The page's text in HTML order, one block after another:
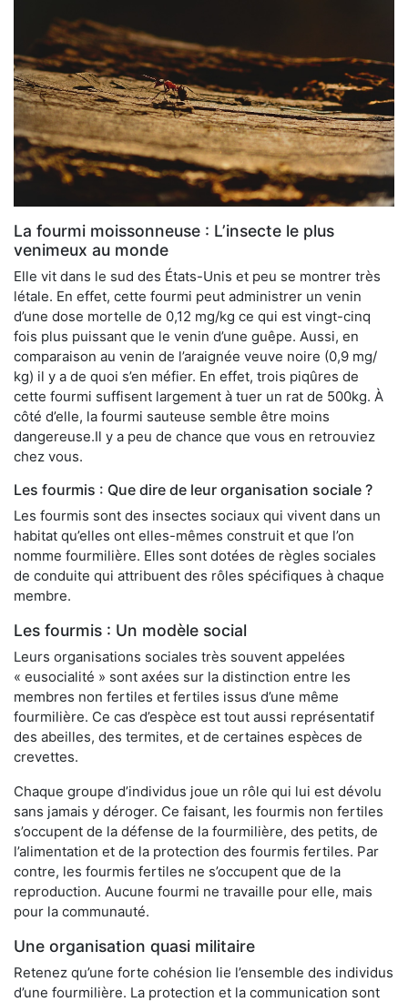
La fourmi moissonneuse : L’insecte le plus
venimeux au monde
Elle vit dans le sud des États-Unis et peu se montrer très
létale. En effet, cette fourmi peut administrer un venin
d’une dose mortelle de 0,12 mg/kg ce qui est vingt-cinq
fois plus puissant que le venin d’une guêpe. Aussi, en
comparaison au venin de l’araignée veuve noire (0,9 mg/
kg) il y a de quoi s’en méfier. En effet, trois piqûres de
cette fourmi suffisent largement à tuer un rat de 500kg. À
côté d’elle, la fourmi sauteuse semble être moins
dangereuse.Il y a peu de chance que vous en retrouviez
chez vous.
Les fourmis : Que dire de leur organisation sociale ?
Les fourmis sont des insectes sociaux qui vivent dans un
habitat qu’elles ont elles-mêmes construit et que l’on
nomme fourmilière. Elles sont dotées de règles sociales
de conduite qui attribuent des rôles spécifiques à chaque
membre.
Les fourmis : Un modèle social
Leurs organisations sociales très souvent appelées
« eusocialité » sont axées sur la distinction entre les
membres non fertiles et fertiles issus d’une même
fourmilière. Ce cas d’espèce est tout aussi représentatif
des abeilles, des termites, et de certaines espèces de
crevettes.
Chaque groupe d’individus joue un rôle qui lui est dévolu
sans jamais y déroger. Ce faisant, les fourmis non fertiles
s’occupent de la défense de la fourmilière, des petits, de
l’alimentation et de la protection des fourmis fertiles. Par
contre, les fourmis fertiles ne s’occupent que de la
reproduction. Aucune fourmi ne travaille pour elle, mais
pour la communauté.
Une organisation quasi militaire
Retenez qu’une forte cohésion lie l’ensemble des individus
d’une fourmilière. La protection et la communication sont